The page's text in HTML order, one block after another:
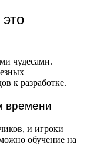
чудесами.
к разработке.
времени
и игроки
обучение на